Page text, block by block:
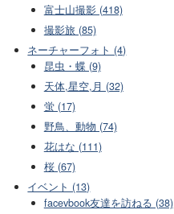
富士山撮影 (418)
撮影旅 (85)
ネーチャーフォト (4)
昆虫・蝶 (9)
天体,星空,月 (32)
蛍 (17)
野鳥、動物 (74)
花はな (111)
桜 (67)
イベント (13)
facevbook友達を訪ねる (38)